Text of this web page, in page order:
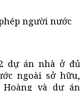
người nước
dự án nhà ở đủ
ngoài sở hữu,
và dự án